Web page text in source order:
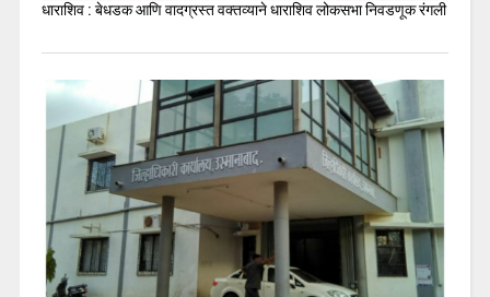
धाराशिव : बेधडक आणि वादग्रस्त वक्तव्याने धाराशिव लोकसभा निवडणूक रंगली